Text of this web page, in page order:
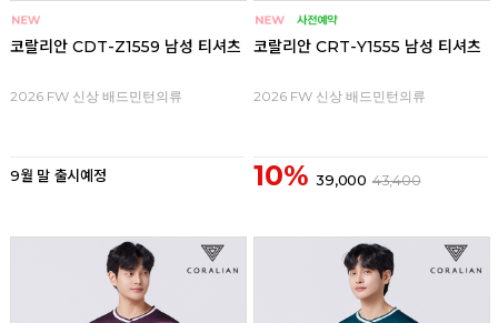
코랄리안 CDT-Z1559 남성 티셔츠
2026 FW 신상 배드민턴의류
9월 말 출시예정
코랄리안 CRT-Y1555 남성 티셔츠
2026 FW 신상 배드민턴의류
10% 39,000 43,400